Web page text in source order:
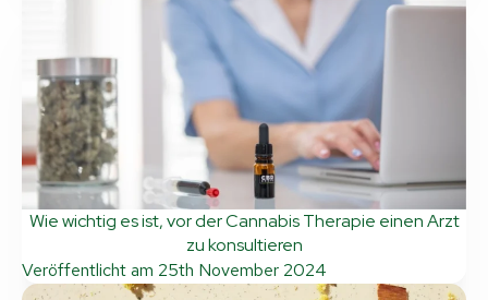
Wie wichtig es ist, vor der Cannabis Therapie einen Arzt
zu konsultieren
Veröffentlicht am 25th November 2024